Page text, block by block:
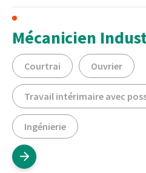
Mécanicien
Courtrai Ouvrier
Travail intérimaire avec
Ingénierie